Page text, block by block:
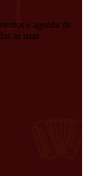
e agenda de
as suas